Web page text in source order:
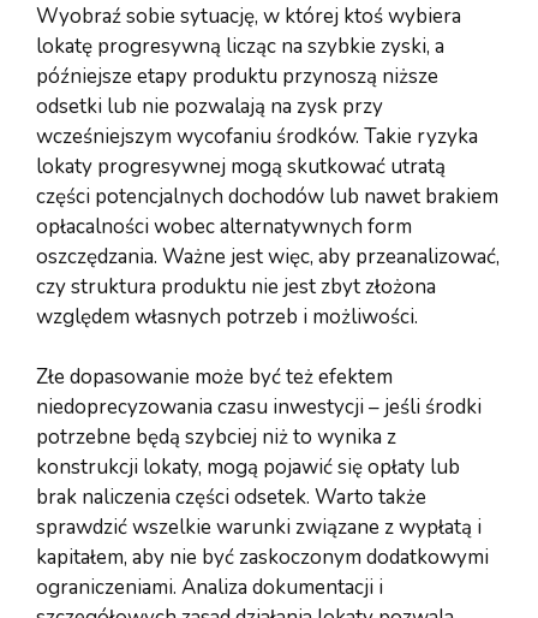
Wyobraź sobie sytuację, w której ktoś wybiera
lokatę progresywną licząc na szybkie zyski, a
późniejsze etapy produktu przynoszą niższe
odsetki lub nie pozwalają na zysk przy
wcześniejszym wycofaniu środków. Takie ryzyka
lokaty progresywnej mogą skutkować utratą
części potencjalnych dochodów lub nawet brakiem
opłacalności wobec alternatywnych form
oszczędzania. Ważne jest więc, aby przeanalizować,
czy struktura produktu nie jest zbyt złożona
względem własnych potrzeb i możliwości.
Złe dopasowanie może być też efektem
niedoprecyzowania czasu inwestycji – jeśli środki
potrzebne będą szybciej niż to wynika z
konstrukcji lokaty, mogą pojawić się opłaty lub
brak naliczenia części odsetek. Warto także
sprawdzić wszelkie warunki związane z wypłatą i
kapitałem, aby nie być zaskoczonym dodatkowymi
ograniczeniami. Analiza dokumentacji i